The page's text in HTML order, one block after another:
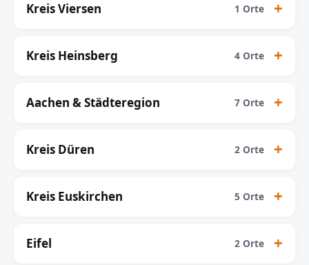
Kreis Viersen 1 Orte
Kreis Heinsberg 4 Orte
Aachen & Städteregion 7 Orte
Kreis Düren 2 Orte
Kreis Euskirchen 5 Orte
Eifel 2 Orte